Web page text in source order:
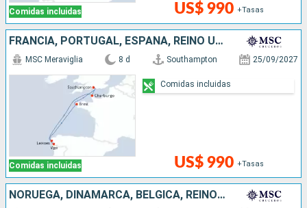
Comidas incluidas US$ 990 +Tasas
FRANCIA, PORTUGAL, ESPAÑA, REINO UNIDO
Comidas incluidas
MSC Meraviglia 8 d Southampton 25/09/2027
US$ 990 +Tasas
Comidas incluidas
NORUEGA, DINAMARCA, BÉLGICA, REINO UNIDO